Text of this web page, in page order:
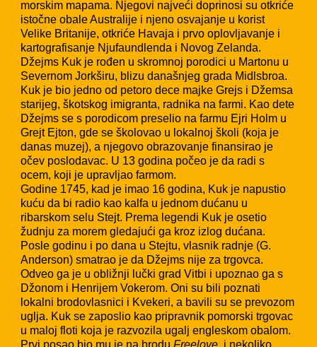
morskim mapama. Njegovi najveći doprinosi su otkriće
istočne obale Australije i njeno osvajanje u korist
Velike Britanije, otkriće Havaja i prvo oplovljavanje i
kartografisanje Njufaundlenda i Novog Zelanda.
Džejms Kuk je rođen u skromnoj porodici u Martonu u
Severnom Jorkširu, blizu današnjeg grada Midlsbroa.
Kuk je bio jedno od petoro dece majke Grejs i Džemsa
starijeg, škotskog imigranta, radnika na farmi. Kao dete
Džejms se s porodicom preselio na farmu Ejri Holm u
Grejt Ejton, gde se školovao u lokalnoj školi (koja je
danas muzej), a njegovo obrazovanje finansirao je
očev poslodavac. U 13 godina počeo je da radi s
ocem, koji je upravljao farmom.
Godine 1745, kad je imao 16 godina, Kuk je napustio
kuću da bi radio kao kalfa u jednom dućanu u
ribarskom selu Stejt. Prema legendi Kuk je osetio
žudnju za morem gledajući ga kroz izlog dućana.
Posle godinu i po dana u Stejtu, vlasnik radnje (G.
Anderson) smatrao je da Džejms nije za trgovca.
Odveo ga je u obližnji lučki grad Vitbi i upoznao ga s
Džonom i Henrijem Vokerom. Oni su bili poznati
lokalni brodovlasnici i Kvekeri, a bavili su se prevozom
uglja. Kuk se zaposlio kao pripravnik pomorski trgovac
u maloj floti koja je razvozila ugalj engleskom obalom.
Prvi posao bio mu je na broduFreelove, i nekoliko